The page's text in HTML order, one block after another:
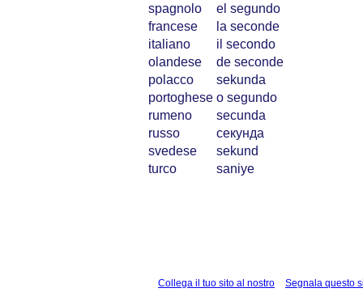
spagnolo
el segundo
francese
la seconde
italiano
il secondo
olandese
de seconde
polacco
sekunda
portoghese o segundo
rumeno
secunda
russo
секунда
svedese
sekund
turco
saniye
Collega il tuo sito al nostro Segnala questo